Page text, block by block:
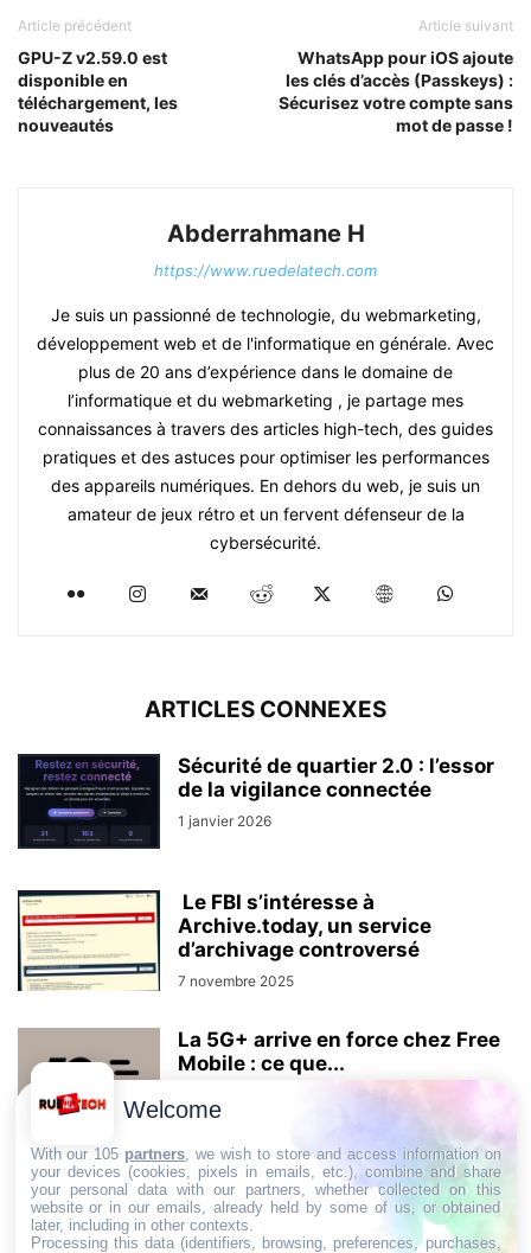
Article précédent
GPU-Z v2.59.0 est
disponible en
téléchargement, les
nouveautés
Article suivant
WhatsApp pour iOS ajoute
les clés d’accès (Passkeys) :
Sécurisez votre compte sans
mot de passe !
Abderrahmane H
https://www.ruedelatech.com
Je suis un passionné de technologie, du webmarketing,
développement web et de l'informatique en générale. Avec
plus de 20 ans d’expérience dans le domaine de
l’informatique et du webmarketing , je partage mes
connaissances à travers des articles high-tech, des guides
pratiques et des astuces pour optimiser les performances
des appareils numériques. En dehors du web, je suis un
amateur de jeux rétro et un fervent défenseur de la
cybersécurité.
ARTICLES CONNEXES
Sécurité de quartier 2.0 : l’essor
de la vigilance connectée
1 janvier 2026
Le FBI s’intéresse à
Archive.today, un service
d’archivage controversé
7 novembre 2025
La 5G+ arrive en force chez Free
Mobile : ce que...
AUCUN COMMENTAIRE
Welcome
With our 105 partners , we wish to store and access information on
your devices (cookies, pixels in emails, etc.), combine and share
your personal data with our partners, whether collected on this
website or in our emails, already held by some of us, or obtained
later, including in other contexts.
Processing this data (identifiers, browsing, preferences, purchases,